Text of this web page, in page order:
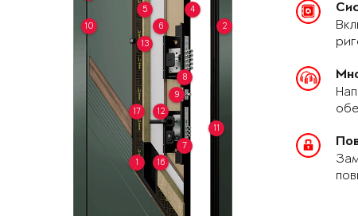
1
2
4
5
6
7
8
9
10
11
12
13
16
17